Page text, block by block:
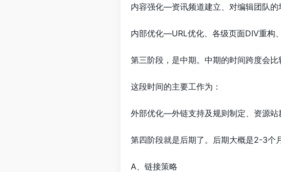
内容强化—资讯频道建立、对编辑团队的
内部优化—URL优化、各级页面DIV重构
第三阶段，是中期。中期的时间跨度会比
这段时间的主要工作为：
外部优化—外链支持及规则制定、资源
第四阶段就是后期了。后期大概是2-3个
A、链接策略